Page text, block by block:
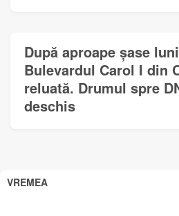
După aproape șase
Bulevardul Carol I din
reluată. Drumul spre
deschis
VREMEA